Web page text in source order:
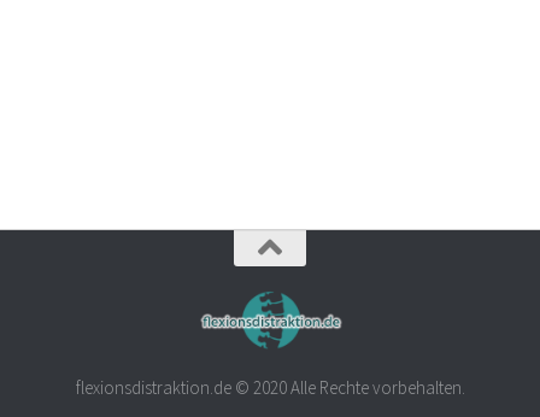
flexionsdistraktion.de © 2020 Alle Rechte vorbehalten.